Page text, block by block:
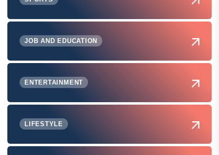
JOB AND EDUCATION
ENTERTAINMENT
LIFESTYLE